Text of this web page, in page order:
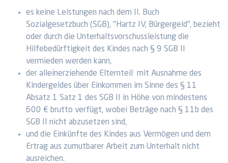
es keine Leistungen nach dem II. Buch
Sozialgesetzbuch (SGB), "Hartz IV, Bürgergeld", bezieht
oder durch die Unterhaltsvorschussleistung die
Hilfebedürftigkeit des Kindes nach § 9 SGB II
vermieden werden kann,
der alleinerziehende Elternteil mit Ausnahme des
Kindergeldes über Einkommen im Sinne des § 11
Absatz 1 Satz 1 des SGB II in Höhe von mindestens
600 € brutto verfügt, wobei Beträge nach § 11b des
SGB II nicht abzusetzen sind,
und die Einkünfte des Kindes aus Vermögen und dem
Ertrag aus zumutbarer Arbeit zum Unterhalt nicht
ausreichen.